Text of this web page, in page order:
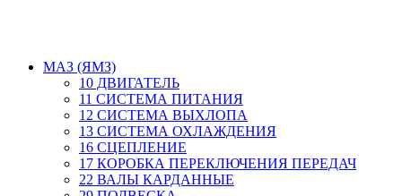
МАЗ (ЯМЗ)
10 ДВИГАТЕЛЬ
11 СИСТЕМА ПИТАНИЯ
12 СИСТЕМА ВЫХЛОПА
13 СИСТЕМА ОХЛАЖДЕНИЯ
16 СЦЕПЛЕНИЕ
17 КОРОБКА ПЕРЕКЛЮЧЕНИЯ ПЕРЕДАЧ
22 ВАЛЫ КАРДАННЫЕ